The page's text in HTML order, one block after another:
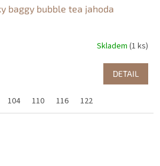
baggy bubble tea jahoda
Skladem (1 ks)
DETAIL
104 110 116 122